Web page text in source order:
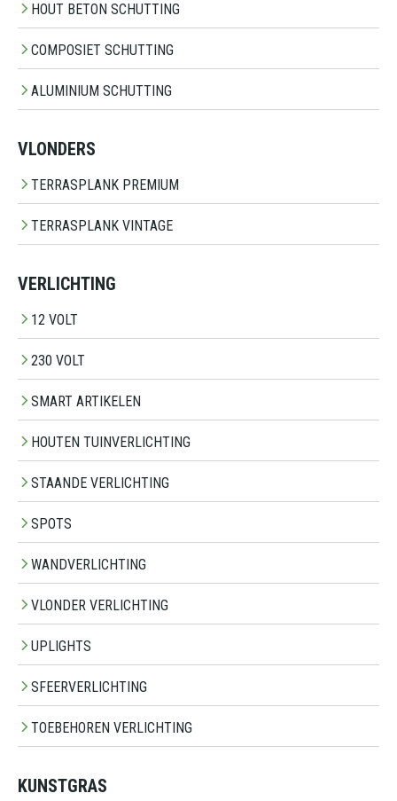
HOUT BETON SCHUTTING
COMPOSIET SCHUTTING
ALUMINIUM SCHUTTING
VLONDERS
TERRASPLANK PREMIUM
TERRASPLANK VINTAGE
VERLICHTING
12 VOLT
230 VOLT
SMART ARTIKELEN
HOUTEN TUINVERLICHTING
STAANDE VERLICHTING
SPOTS
WANDVERLICHTING
VLONDER VERLICHTING
UPLIGHTS
SFEERVERLICHTING
TOEBEHOREN VERLICHTING
KUNSTGRAS